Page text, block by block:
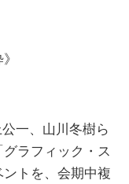
一、山川冬樹ら
ラフィック・ス
トを、会期中複